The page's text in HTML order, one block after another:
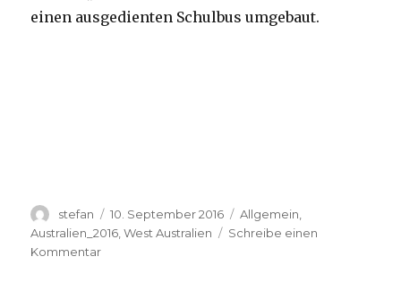
einen ausgedienten Schulbus umgebaut.
Autor
stefan
Veröffentlicht
am
10. September 2016 Kategorien
Allgemein
Australien_2016 ,West Australien
Schreibe einen
Kommentarzu